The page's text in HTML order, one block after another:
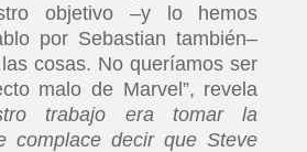
objetivo –y lo hemos
por Sebastian también–
cosas. No queríamos ser
malo de Marvel”, revela
trabajo era tomar la
complace decir que Steve